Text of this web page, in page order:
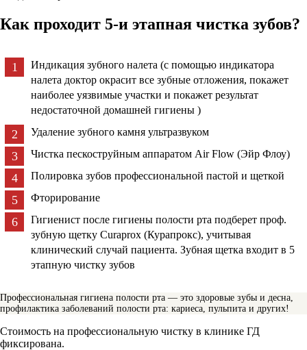
Как проходит 5-и этапная чистка зубов?
Индикация зубного налета (с помощью индикатора
налета доктор окрасит все зубные отложения, покажет
наиболее уязвимые участки и покажет результат
недостаточной домашней гигиены )
Удаление зубного камня ультразвуком
Чистка пескоструйным аппаратом Air Flow (Эйр Флоу)
Полировка зубов профессиональной пастой и щеткой
Фторирование
Гигиенист после гигиены полости рта подберет проф.
зубную щетку Curaprox (Курапрокс), учитывая
клинический случай пациента. Зубная щетка входит в 5
этапную чистку зубов
Профессиональная гигиена полости рта — это здоровые зубы и десна,
профилактика заболеваний полости рта: кариеса, пульпита и других!
Стоимость на профессиональную чистку в клинике ГД
фиксирована.